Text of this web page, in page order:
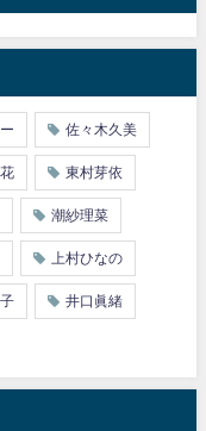
佐々木久美
東村芽依
潮紗理菜
上村ひなの
井口眞緒